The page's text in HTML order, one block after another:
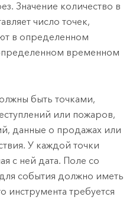
Значение количество в
число точек,
в определенном
временном
быть точками,
или пожаров,
данные о продажах или
У каждой точки
с ней дата. Поле со
события должно иметь
инструмента требуется